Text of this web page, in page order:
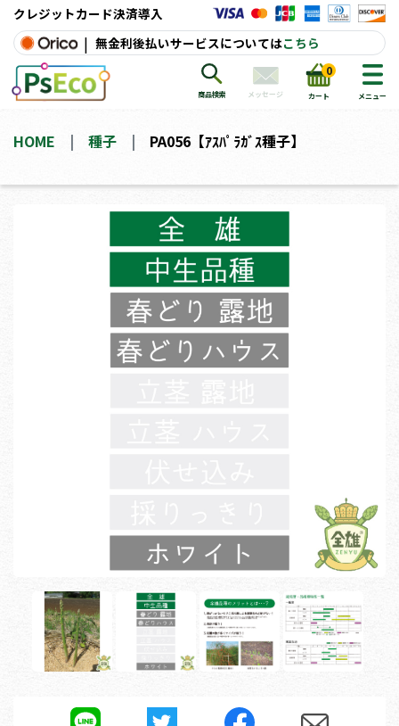
クレジットカード決済導入
| 無金利後払いサービスについてはこちら
商品検索 メッセージ カート
0
メニュー
HOME 種子 PA056【ｱｽﾊﾟﾗｶﾞｽ種子】